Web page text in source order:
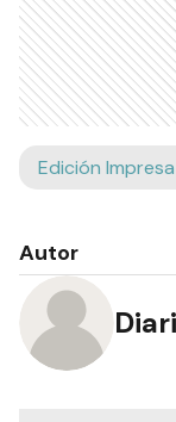
Edición Impresa
Autor